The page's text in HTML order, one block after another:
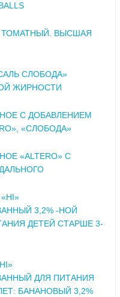
ТОМАТНЫЙ. ВЫСШАЯ
СЛОБОДА»
ЖИРНОСТИ
С ДОБАВЛЕНИЕМ
«СЛОБОДА»
«ALTERO» С
3,2% -НОЙ
ДЕТЕЙ СТАРШЕ 3-
ДЛЯ ПИТАНИЯ
БАНАНОВЫЙ 3,2%